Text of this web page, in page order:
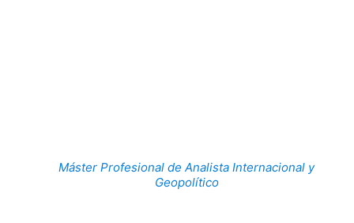
Máster Profesional de Analista Internacional y
Geopolítico